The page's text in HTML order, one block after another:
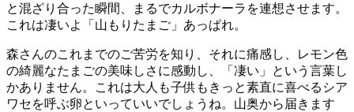
と混ざり合った瞬間、まるでカルボナーラを連想させます。
これは凄いよ「山もりたまご」あっぱれ。
森さんのこれまでのご苦労を知り、それに痛感し、レモン色
の綺麗なたまごの美味しさに感動し、「凄い」という言葉し
かありません。これは大人も子供もきっと素直に喜べるシア
ワセを呼ぶ卵といっていいでしょうね。山奥から届きます